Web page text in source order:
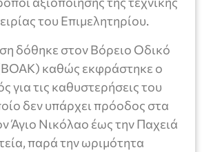
του Επιμελητηρίου.
δόθηκε στον Βόρειο Οδικό
καθώς εκφράστηκε ο
για τις καθυστερήσεις του
δεν υπάρχει πρόοδος στα
Άγιο Νικόλαο έως την Παχειά
παρά την ωριμότητα